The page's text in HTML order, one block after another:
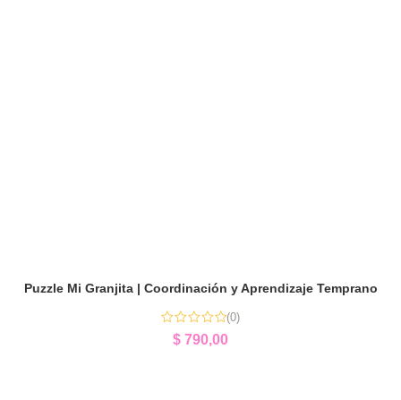
Puzzle Mi Granjita | Coordinación y Aprendizaje Temprano
(0)
$ 790,00